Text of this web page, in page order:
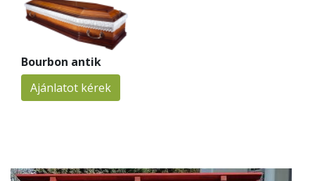
Bourbon antik
Ajánlatot kérek